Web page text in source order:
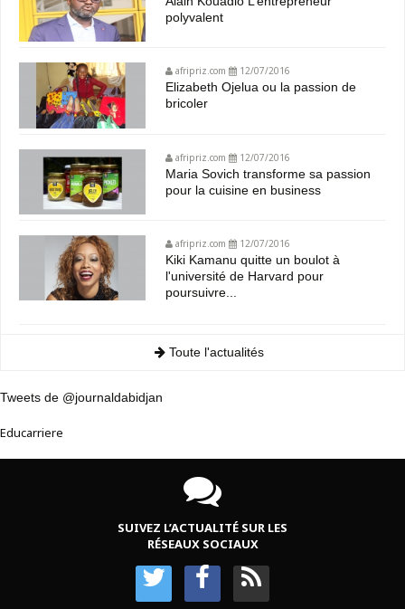
polyvalent
afripriz.com 12/07/2016
Elizabeth Ojelua ou la passion de
bricoler
afripriz.com 12/07/2016
Maria Sovich transforme sa passion
pour la cuisine en business
afripriz.com 12/07/2016
Kiki Kamanu quitte un boulot à
l'université de Harvard pour
poursuivre...
Toute l'actualités
Tweets de @journaldabidjan
Educarriere
SUIVEZ L’ACTUALITÉ SUR LES
RÉSEAUX SOCIAUX